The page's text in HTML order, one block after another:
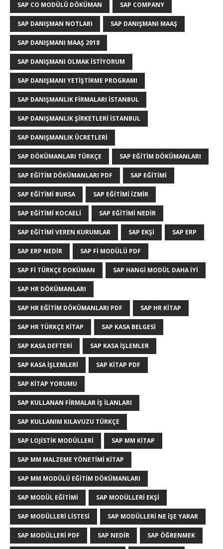
SAP CO MODÜLÜ DÖKÜMAN SAP COMPANY
SAP DANIŞMAN NOTLARI SAP DANIŞMANI MAAŞ
SAP DANIŞMANI MAAŞ 2018
SAP DANIŞMANI OLMAK ISTIYORUM
SAP DANIŞMANI YETIŞTIRME PROGRAMI
SAP DANIŞMANLIK FIRMALARI ISTANBUL
SAP DANIŞMANLIK ŞIRKETLERI ISTANBUL
SAP DANIŞMANLIK ÜCRETLERI
SAP DÖKÜMANLARI TÜRKÇE SAP EĞITIM DÖKÜMANLARI
SAP EĞITIM DÖKÜMANLARI PDF SAP EĞITIMI
SAP EĞITIMI BURSA SAP EĞITIMI IZMIR
SAP EĞITIMI KOCAELI SAP EĞITIMI NEDIR
SAP EĞITIMI VEREN KURUMLAR SAP EKŞI SAP ERP
SAP ERP NEDIR SAP FI MODÜLÜ PDF
SAP FI TÜRKÇE DOKÜMAN SAP HANGI MODÜL DAHA IYI
SAP HR DÖKÜMANLARI
SAP HR EĞITIM DÖKÜMANLARI PDF SAP HR KITAP
SAP HR TÜRKÇE KITAP SAP KASA BELGESI
SAP KASA DEFTERI SAP KASA IŞLEMLER
SAP KASA IŞLEMLERI SAP KITAP PDF
SAP KITAP YORUMU
SAP KULLANAN FIRMALAR IŞ ILANLARI
SAP KULLANIM KILAVUZU TÜRKÇE
SAP LOJISTIK MODÜLLERI SAP MM KITAP
SAP MM MALZEME YÖNETIMI KITAP
SAP MM MODÜLÜ EĞITIM DÖKÜMANLARI
SAP MODÜL EĞITIMI SAP MODÜLLERI EKŞI
SAP MODÜLLERI LISTESI SAP MODÜLLERI NE IŞE YARAR
SAP MODÜLLERI PDF SAP NEDIR SAP ÖĞRENMEK